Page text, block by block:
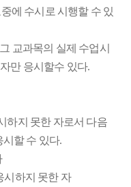
에 수시로 시행할 수 있
교과목의 실제 수업시
만 응시할수 있다.
하지 못한 자로서 다음
할 수 있다.
시하지 못한 자